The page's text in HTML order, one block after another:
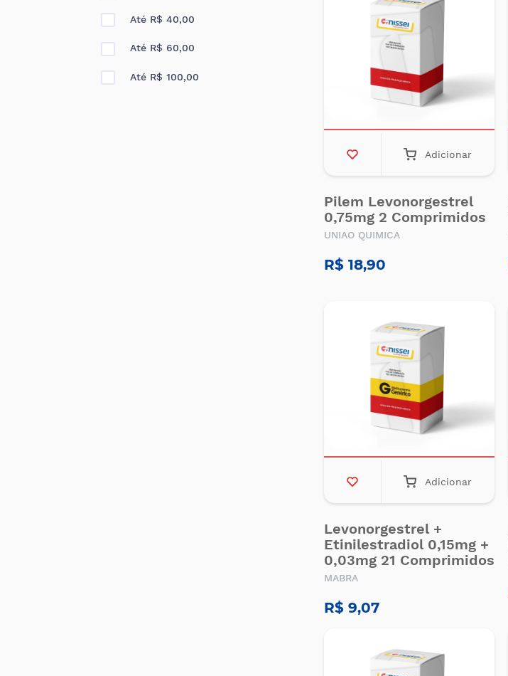
Até R$ 40,00
Até R$ 60,00
Até R$ 100,00
Adicionar
Pilem Levonorgestrel
0,75mg 2 Comprimidos
UNIAO QUIMICA
R$ 18,90
Adicionar
Levonorgestrel +
Etinilestradiol 0,15mg +
0,03mg 21 Comprimidos
MABRA
R$ 9,07